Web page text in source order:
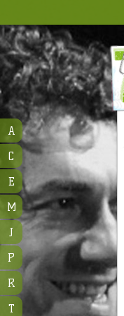
A
C
E
M
J
P
R
T